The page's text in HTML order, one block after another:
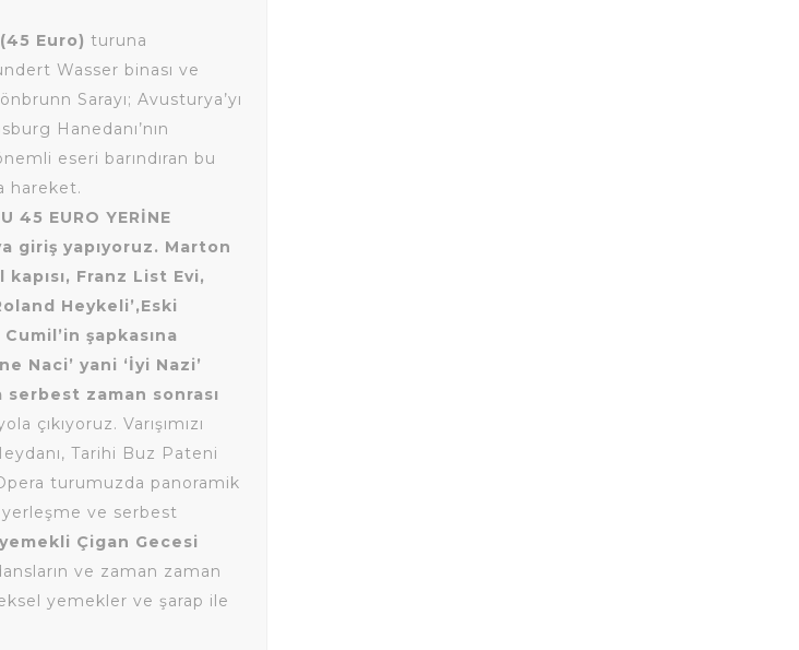
Euro) turuna
Wasser binası ve
Sarayı; Avusturya’yı
Hanedanı’nın
eseri barındıran bu
hareket.
45 EURO YERİNE
giriş yapıyoruz. Marton
Franz List Evi,
Heykeli’,Eski
şapkasına
Naci’ yani ‘İyi Nazi’
zaman sonrası
çıkıyoruz. Varışımızı
Tarihi Buz Pateni
turumuzda panoramik
yerleşme ve serbest
Çigan Gecesi
ve zaman zaman
yemekler ve şarap ile